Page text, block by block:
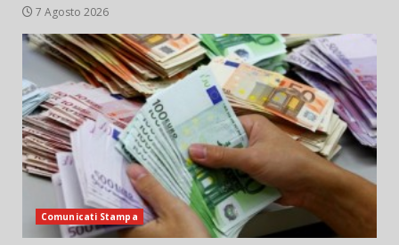
7 Agosto 2026
Comunicati Stampa